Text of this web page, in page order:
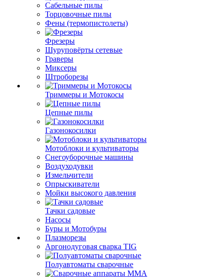
Сабельные пилы
Торцовочные пилы
Фены (термопистолеты)
Фрезеры
Шуруповёрты сетевые
Граверы
Миксеры
Штроборезы
Триммеры и Мотокосы
Цепные пилы
Газонокосилки
Мотоблоки и культиваторы
Снегоуборочные машины
Воздуходувки
Измельчители
Опрыскиватели
Мойки высокого давления
Тачки садовые
Насосы
Буры и Мотобуры
Плазморезы
Аргонодуговая сварка TIG
Полуавтоматы сварочные